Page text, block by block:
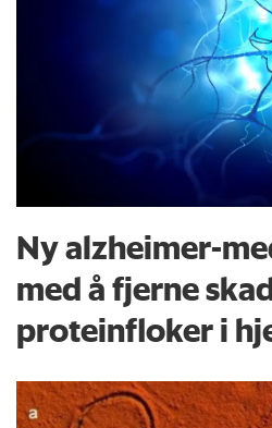
Ny alzheimer-
med å fjerne
proteinfloker i